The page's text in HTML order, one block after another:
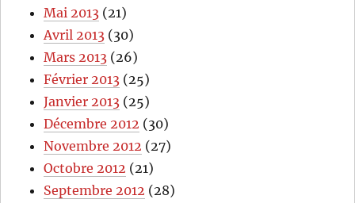
Mai 2013 (21)
Avril 2013 (30)
Mars 2013 (26)
Février 2013 (25)
Janvier 2013 (25)
Décembre 2012 (30)
Novembre 2012 (27)
Octobre 2012 (21)
Septembre 2012 (28)